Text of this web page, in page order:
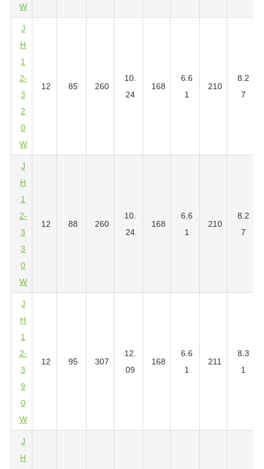
W
J
H
1
2-
3
2
0
W
12 85 260
10.
24
168
6.6
1
210
8.2
7
J
H
1
2-
3
3
0
W
12 88 260
10.
24
168
6.6
1
210
8.2
7
J
H
1
2-
3
9
0
W
12 95 307
12.
09
168
6.6
1
211
8.3
1
J
H